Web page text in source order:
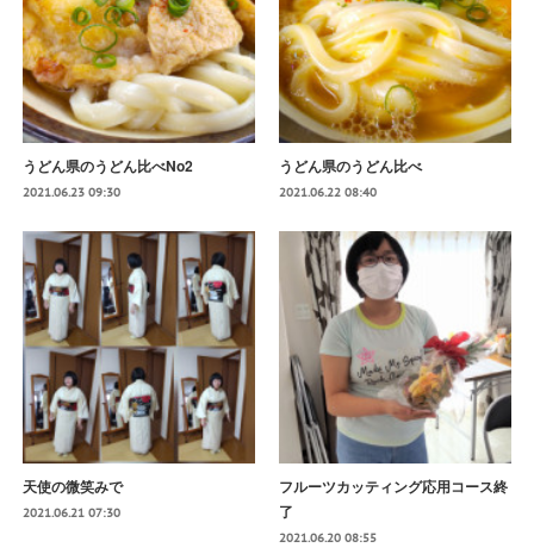
うどん県のうどん比べNo2
2021.06.23 09:30
うどん県のうどん比べ
2021.06.22 08:40
天使の微笑みで
2021.06.21 07:30
フルーツカッティング応用コース終
了
2021.06.20 08:55